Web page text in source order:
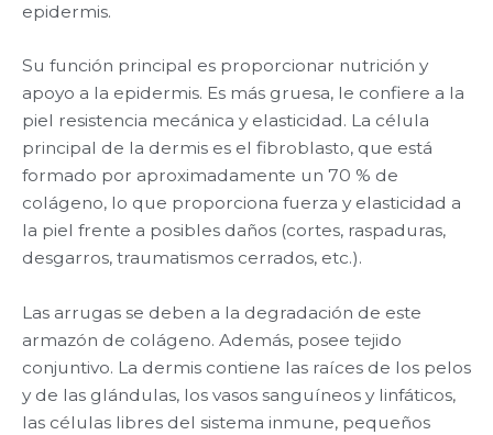
epidermis.
Su función principal es proporcionar nutrición y
apoyo a la epidermis. Es más gruesa, le confiere a la
piel resistencia mecánica y elasticidad. La célula
principal de la dermis es el fibroblasto, que está
formado por aproximadamente un 70 % de
colágeno, lo que proporciona fuerza y ​​elasticidad a
la piel frente a posibles daños (cortes, raspaduras,
desgarros, traumatismos cerrados, etc.).
Las arrugas se deben a la degradación de este
armazón de colágeno. Además, posee tejido
conjuntivo. La dermis contiene las raíces de los pelos
y de las glándulas, los vasos sanguíneos y linfáticos,
las células libres del sistema inmune, pequeños